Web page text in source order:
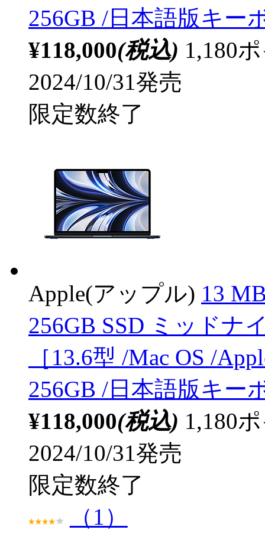
256GB /日本語版キー
¥118,000(税込) 1,180
2024/10/31発売
限定数終了
Apple(アップル) 13
256GB SSD ミッドナ
［13.6型 /Mac OS /
256GB /日本語版キー
¥118,000(税込) 1,180
2024/10/31発売
限定数終了
（1）